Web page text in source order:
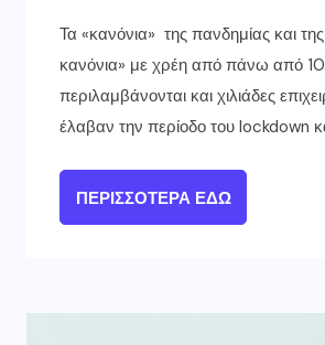
Τα «κανόνια» της πανδημίας και
κανόνια» με χρέη από πάνω από
περιλαμβάνονται και χιλιάδες
έλαβαν την περίοδο του lockdown
ΠΕΡΙΣΣΌΤΕΡΑ ΕΔΏ